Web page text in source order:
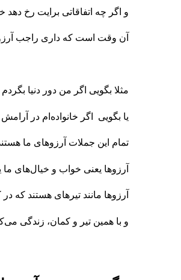
و اگر چه اتفاقاتی برایت رخ
آن وقت است که داری راجب
مثلا بگویی اگر من دور دنیا
یا بگویی اگر خانواده‌ام در
تمام این جملات آرزوهای ما
آرزوها یعنی خواب و خیال‌های
آرزوها مانند تیرهای هستند که
و با همین تیر و کمان، زندگی